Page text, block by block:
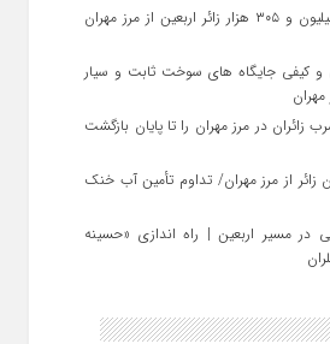
بازگشت بیش از یک میلیون و ۳۰۵ هزار زائر اربعین از مرز مهران
و کیفی جایگاه‌ های سوخت ثابت و سیار
زائران در مرز مهران را تا پایان بازگشت
از ۲.۵ میلیون زائر از مرز مهران/ تداوم تأمین آب خنک
در مسیر اربعین | راه‌ اندازی «حسینه